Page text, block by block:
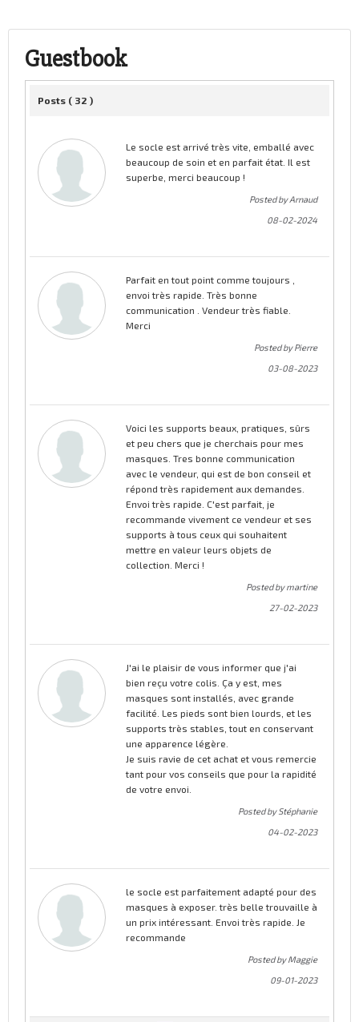
Guestbook
Posts ( 32 )
Le socle est arrivé très vite, emballé avec
beaucoup de soin et en parfait état. Il est
superbe, merci beaucoup !
Posted by Arnaud
08-02-2024
Parfait en tout point comme toujours ,
envoi très rapide. Très bonne
communication . Vendeur très fiable.
Merci
Posted by Pierre
03-08-2023
Voici les supports beaux, pratiques, sûrs
et peu chers que je cherchais pour mes
masques. Tres bonne communication
avec le vendeur, qui est de bon conseil et
répond très rapidement aux demandes.
Envoi très rapide. C'est parfait, je
recommande vivement ce vendeur et ses
supports à tous ceux qui souhaitent
mettre en valeur leurs objets de
collection. Merci !
Posted by martine
27-02-2023
J'ai le plaisir de vous informer que j'ai
bien reçu votre colis. Ça y est, mes
masques sont installés, avec grande
facilité. Les pieds sont bien lourds, et les
supports très stables, tout en conservant
une apparence légère.
Je suis ravie de cet achat et vous remercie
tant pour vos conseils que pour la rapidité
de votre envoi.
Posted by Stéphanie
04-02-2023
le socle est parfaitement adapté pour des
masques à exposer. très belle trouvaille à
un prix intéressant. Envoi très rapide. Je
recommande
Posted by Maggie
09-01-2023